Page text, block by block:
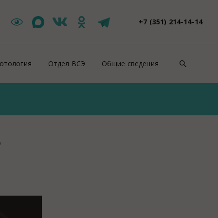
+7 (351) 214-14-14
ситуация
цен
документы на животных
Отдел ВСЭ
Новости ВСЭ
Общие сведения
Нормативно-правовые